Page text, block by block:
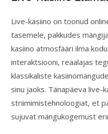
Live-kasiino on toonud
tasemele, pakkudes
kasiino atmosfääri ilma
interaktsiooni, reaalajas
klassikaliste
sinu jaoks. Tänapäeva
striimimistehnoloogiat, et
sujuvat mängukogemust